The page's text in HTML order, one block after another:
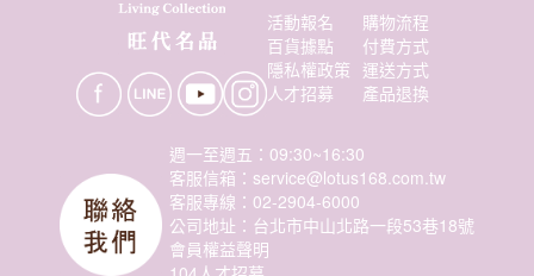
活動報名
百貨據點
隱私權政策
人才招募
購物流程
付費方式
運送方式
產品退換
週一至週五：09:30~16:30
客服信箱：service@lotus168.com.tw
客服專線：02-2904-6000
公司地址：台北市中山北路一段53巷18號
會員權益聲明